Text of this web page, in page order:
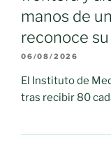
manos de
reconoce
06/08/2026
El Instituto de
tras recibir 80